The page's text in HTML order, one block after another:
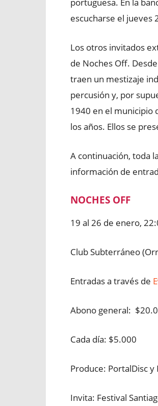
escucharse el jueves
Los otros invitados
de Noches Off.
traen un mestizaje
percusión y, por
1940 en el municipio
los años. Ellos se
A continuación, toda
información de
NOCHES OFF
19 al 26 de enero,
Club Subterráneo
Entradas a través de
Abono general:
Cada día: $5.000
Produce: PortalDisc y
Invita: Festival